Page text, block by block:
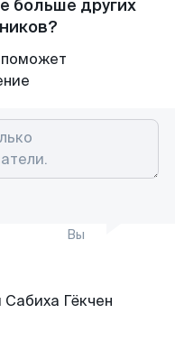
больше других
Вы